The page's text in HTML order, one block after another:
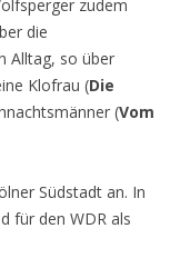
zudem
die
Alltag, so über
Klofrau (Die
(Vom
Südstadt an. In
für den WDR als